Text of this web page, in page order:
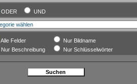
ODER UND
Alle Felder
Nur Bildname
Nur Beschreibung
Nur Schlüsselwörter